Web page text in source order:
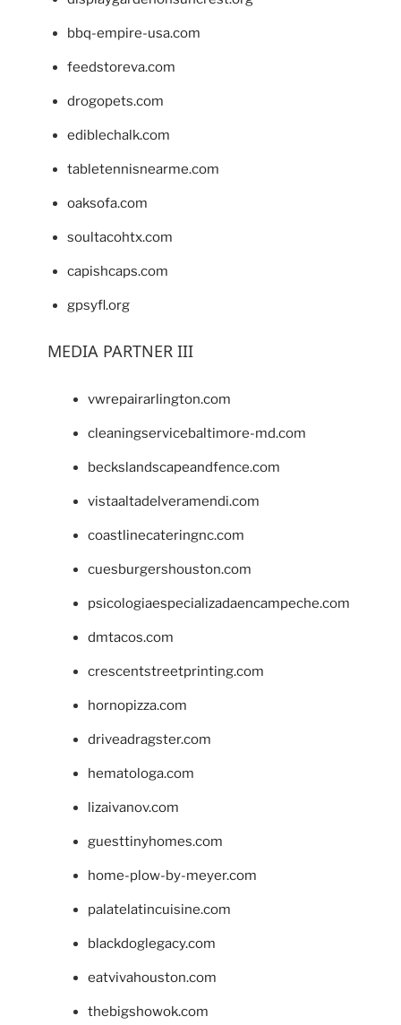
bbq-empire-usa.com
feedstoreva.com
drogopets.com
ediblechalk.com
tabletennisnearme.com
oaksofa.com
soultacohtx.com
capishcaps.com
gpsyfl.org
MEDIA PARTNER III
vwrepairarlington.com
cleaningservicebaltimore-md.com
beckslandscapeandfence.com
vistaaltadelveramendi.com
coastlinecateringnc.com
cuesburgershouston.com
psicologiaespecializadaencampeche.com
dmtacos.com
crescentstreetprinting.com
hornopizza.com
driveadragster.com
hematologa.com
lizaivanov.com
guesttinyhomes.com
home-plow-by-meyer.com
palatelatincuisine.com
blackdoglegacy.com
eatvivahouston.com
thebigshowok.com